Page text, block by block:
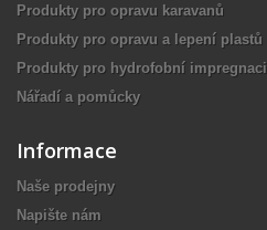
Produkty pro opravu karavanů
Produkty pro opravu a lepení plastů
Produkty pro hydrofobní impregnaci
Nářadí a pomůcky
Informace
Naše prodejny
Napište nám